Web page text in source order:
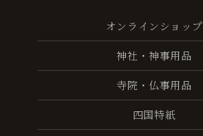
オンラインショップ
神社・神事用品
寺院・仏事用品
四国特紙